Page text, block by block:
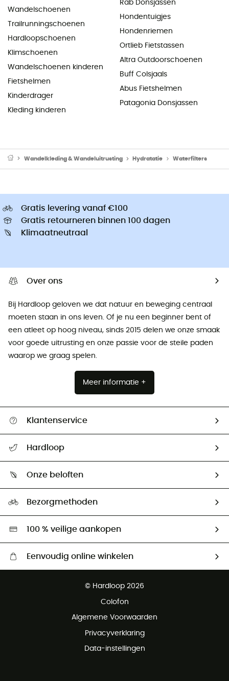
Wandelschoenen
Trailrunningschoenen
Hardloopschoenen
Klimschoenen
Wandelschoenen kinderen
Fietshelmen
Kinderdrager
Kleding kinderen
Rab Donsjassen
Hondentuigjes
Hondenriemen
Ortlieb Fietstassen
Altra Outdoorschoenen
Buff Colsjaals
Abus Fietshelmen
Patagonia Donsjassen
Wandelkleding & Wandeluitrusting Hydratatie Waterfilters
Gratis levering vanaf €100
Gratis retourneren binnen 100 dagen
Klimaatneutraal
Over ons
Bij Hardloop geloven we dat natuur en beweging centraal
moeten staan ​​in ons leven. Of je nu een beginner bent of
een atleet op hoog niveau, sinds 2015 delen we onze smaak
voor goede uitrusting en onze passie voor de steile paden
waarop we graag spelen.
Meer informatie +
Klantenservice
Retourzendingen & Terugbetalingen
Hardloop
Ambassadeurs
Onze beloften
Hardgreen
Bezorgmethoden
100 % veilige aankopen
Eenvoudig online winkelen
Gratis retourneren binnen 100 dagen
© Hardloop 2026
Colofon
Algemene Voorwaarden
Privacyverklaring
Data-instellingen